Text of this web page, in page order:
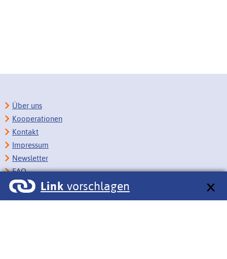
Link vorschlagen
Über uns
Kooperationen
Kontakt
Impressum
Newsletter
FAQ
Copyright